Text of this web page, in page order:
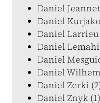
Daniel
Daniel
Daniel Larrieu
Daniel
Daniel
Daniel
Daniel Zerki
Daniel Znyk (1)